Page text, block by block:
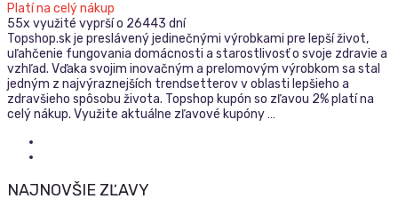
Platí na celý nákup
55x využité vyprší o 26443 dní
Topshop.sk je preslávený jedinečnými výrobkami pre lepší život,
uľahčenie fungovania domácnosti a starostlivosť o svoje zdravie a
vzhľad. Vďaka svojim inovačným a prelomovým výrobkom sa stal
jedným z najvýraznejších trendsetterov v oblasti lepšieho a
zdravšieho spôsobu života. Topshop kupón so zľavou 2% platí na
celý nákup. Využite aktuálne zľavové kupóny …
NAJNOVŠIE ZĽAVY